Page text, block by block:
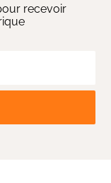
recevoir